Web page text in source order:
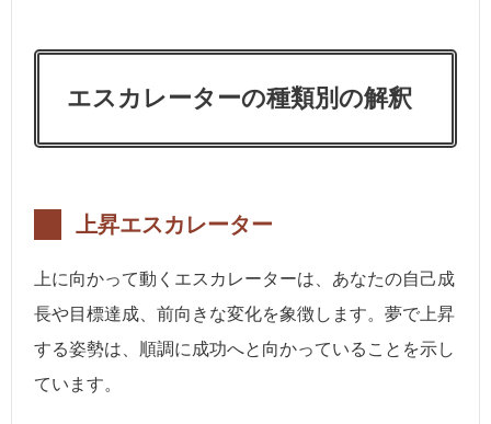
エスカレーターの種類別の解釈
上昇エスカレーター
上に向かって動くエスカレーターは、あなたの自己成
長や目標達成、前向きな変化を象徴します。夢で上昇
する姿勢は、順調に成功へと向かっていることを示し
ています。